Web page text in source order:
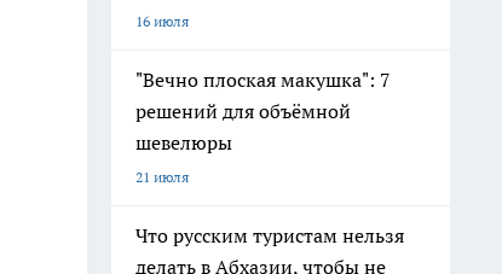
16 июля
"Вечно плоская макушка": 7
решений для объёмной
шевелюры
21 июля
Что русским туристам нельзя
делать в Абхазии, чтобы не